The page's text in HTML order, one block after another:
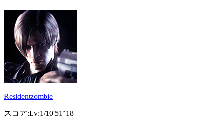
Residentzombie
スコア:Lv:1/10'51"18